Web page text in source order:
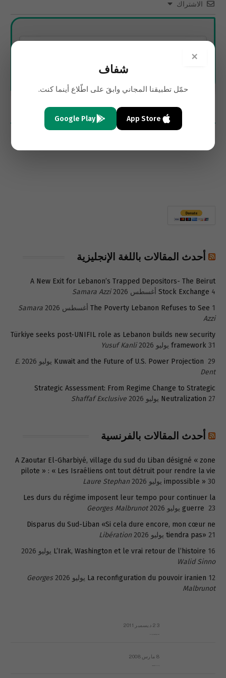
الاشتراك
تعليقات
أحدث المقالات باللغة الإنجليزية
A New Exit for Lebanon’s Trapped Depositors- The Beirut
Stock Exchange 4 أغسطس 2026
Samara Azzi
The Poverty Lebanon Refuses to See 1 أغسطس 2026
Samara
Azzi
Türkiye seeks post-UNIFIL role as Lebanon builds new security
framework 31 يوليو 2026
Yusuf Kanli
Kuwait and the Future of U.S. Power Projection 29 يوليو 2026
E.
Dent
Strategic Assessment: From Regime Change to Strategic
Neutralization 27 يوليو 2026 Shaffaf Exclusive
أحدث المقالات بالفرنسية
A Zaoutar El-Gharbiyé, village du sud du Liban désigné « zone
pilote » : « Les Israéliens ont tout détruit pour rendre la vie
impossible » 30 يوليو 2026
Laure Stephan
Les durs du régime imposent leur tempo pour continuer la
guerre 23 يوليو 2026
Georges Malbrunot
Disparus du Sud-Liban «Si cela dure encore, mon cœur ne
tiendra pas» 21 يوليو 2026
Libération
L’Irak, Washington et le vrai retour de l’histoire 16 يوليو 2026
Walid Sinno
La reconfiguration du pouvoir iranien 12 يوليو 2026
Georges
Malbrunot
23 ديسمبر 2011
8 مارس 2008
×
شفاف
حمّل تطبيقنا المجاني وابقَ على اطّلاع أينما كنت.
App Store
Google Play